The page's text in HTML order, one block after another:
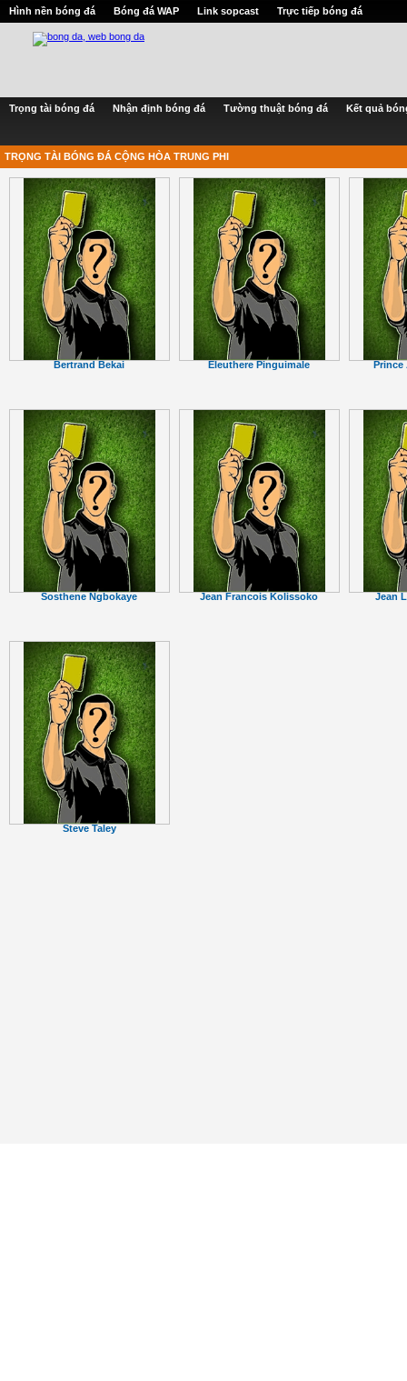
Hình nền bóng đá Bóng đá WAP Link sopcast Trực tiếp bóng đá
Trọng tài bóng đá Nhận định bóng đá Tường thuật bóng đá Kết quả
TRỌNG TÀI BÓNG ĐÁ CỘNG HÒA TRUNG PHI
Bertrand Bekai Eleuthere Pinguimale Prince
Sosthene Ngbokaye Jean Francois Kolissoko Jean
Steve Taley